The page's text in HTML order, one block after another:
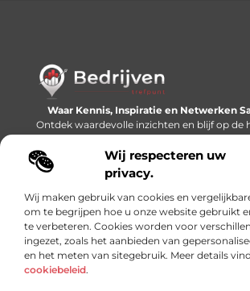
Wij respecteren uw
privacy.
Wij maken gebruik van cookies en
om te begrijpen hoe u onze website gebruikt
te verbeteren. Cookies worden voor
ingezet, zoals het aanbieden van
en het meten van sitegebruik. Meer details
cookiebeleid.
Waar Kennis, Inspiratie en Netwerken
Ontdek waardevolle inzichten en blijf op de
wat er speelt in de wereld.
Bericht categorie
Onze informatie